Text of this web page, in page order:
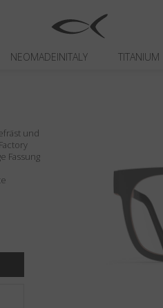
NEOMADEINITALY TITANIUM
und
Fassung